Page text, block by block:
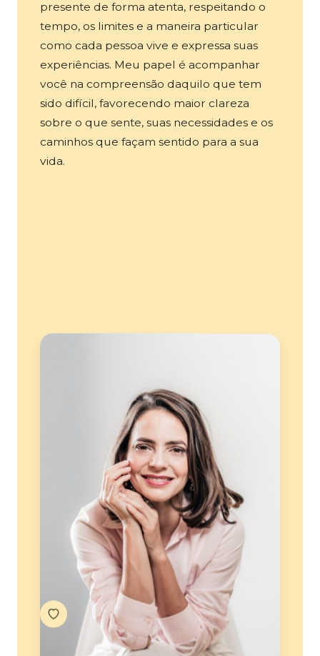
presente de forma atenta, respeitando o
tempo, os limites e a maneira particular
como cada pessoa vive e expressa suas
experiências. Meu papel é acompanhar
você na compreensão daquilo que tem
sido difícil, favorecendo maior clareza
sobre o que sente, suas necessidades e os
caminhos que façam sentido para a sua
vida.
Um espaço para começar de onde
você está
Você não precisa chegar sabendo